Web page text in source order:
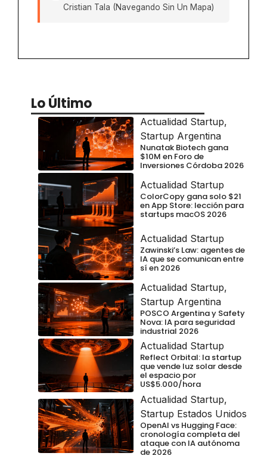
Cristian Tala (Navegando Sin Un Mapa)
Lo Último
Actualidad Startup,
Startup Argentina
Nunatak Biotech gana
$10M en Foro de
Inversiones Córdoba 2026
Actualidad Startup
ColorCopy gana solo $21
en App Store: lección para
startups macOS 2026
Actualidad Startup
Zawinski’s Law: agentes de
IA que se comunican entre
sí en 2026
Actualidad Startup,
Startup Argentina
POSCO Argentina y Safety
Nova: IA para seguridad
industrial 2026
Actualidad Startup
Reflect Orbital: la startup
que vende luz solar desde
el espacio por
US$5.000/hora
Actualidad Startup,
Startup Estados Unidos
OpenAI vs Hugging Face:
cronología completa del
ataque con IA autónoma
de 2026